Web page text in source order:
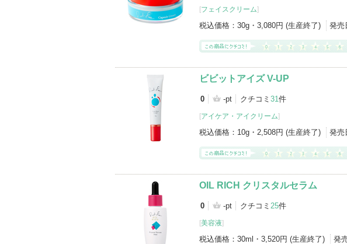
[フェイスクリーム]
税込価格： 30g・3,080円 (生産終了) 発売
ビビットアイズ V-UP
0 -pt クチコミ 31件
[アイケア・アイクリーム]
税込価格： 10g・2,508円 (生産終了) 発売
OIL RICH クリスタルセラム
0 -pt クチコミ 25件
[美容液]
税込価格： 30ml・3,520円 (生産終了) 発